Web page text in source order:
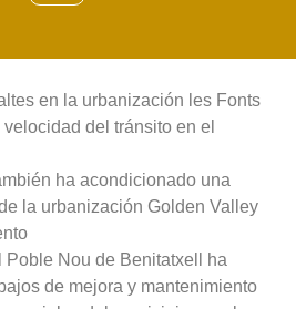
en la urbanización les Fonts
del tránsito en el
ha acondicionado una
la urbanización Golden Valley
Poble Nou de Benitatxell ha
de mejora y mantenimiento